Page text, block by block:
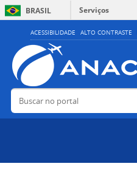
ACESSIBILIDADE ALTO CONTRASTE
BRASIL
Serviços
Buscar no portal